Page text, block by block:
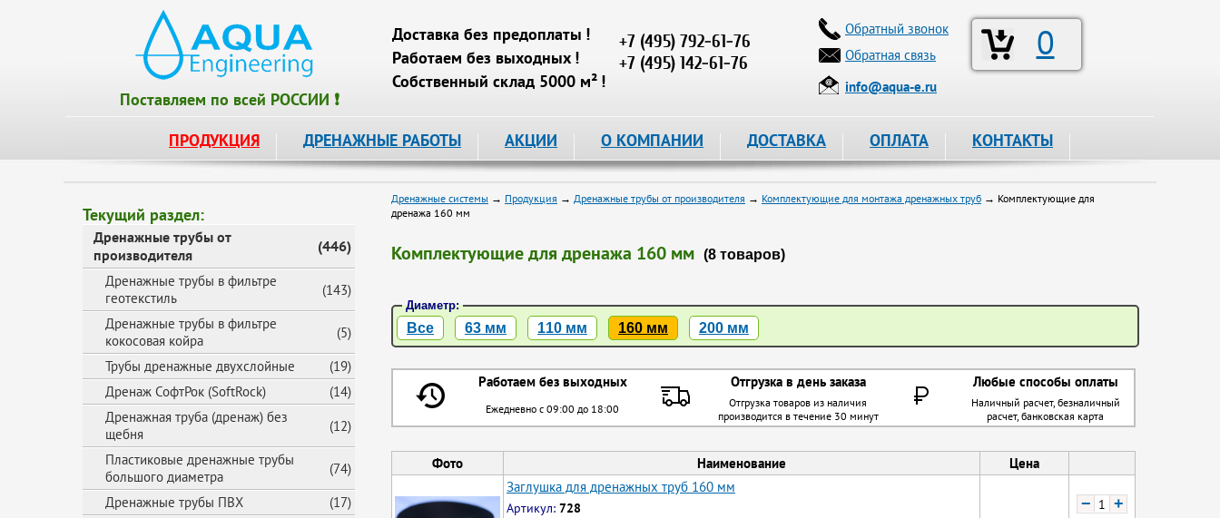
Поставляем по всей РОССИИ ❗
Доставка без предоплаты !
Работаем без выходных !
Собственный склад 5000 м² !
+7 (495) 792-61-76
+7 (495) 142-61-76
0
Обратный звонок
Обратная связь
info@aqua-e.ru
ПРОДУКЦИЯ ДРЕНАЖНЫЕ РАБОТЫ АКЦИИ О КОМПАНИИ ДОСТАВКА ОПЛАТА КОНТАКТЫ
Текущий раздел:
Дренажные трубы от
производителя
(446)
Дренажные трубы в фильтре
геотекстиль
(143)
Дренажные трубы в фильтре
кокосовая койра
(5)
Трубы дренажные двухслойные
(19)
Дренаж СофтРок (SoftRock)
(14)
Дренажная труба (дренаж) без
щебня
(12)
Пластиковые дренажные трубы
большого диаметра
(74)
Дренажные трубы ПВХ
(17)
Дренажные системы → Продукция → Дренажные трубы от производителя → Комплектующие для монтажа дренажных труб → Комплектующие для
дренажа 160 мм
Комплектующие для дренажа 160 мм (8 товаров)
Диаметр:
Все 63 мм 110 мм 160 мм 200 мм
Работаем без выходных Отгрузка в день заказа Любые способы оплаты
Ежедневно с 09:00 до 18:00
Отгрузка товаров из наличия
производится в течение 30 минут
Наличный расчет, безналичный
расчет, банковская карта
Фото Наименование
Цена
Заглушка для дренажных труб 160 мм
Артикул: 728 − +